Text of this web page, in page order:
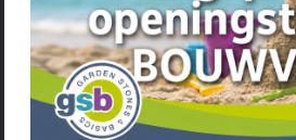
• Review beleid
• Klantenservice
• Privacyverklaring
• Over GSB
• Andere GSB-vestigingen